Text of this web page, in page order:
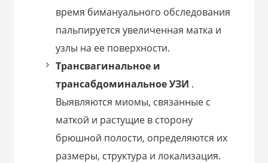
время бимануального обследования
пальпируется увеличенная матка и
узлы на ее поверхности.
Трансвагинальное и
трансабдоминальное УЗИ .
Выявляются миомы, связанные с
маткой и растущие в сторону
брюшной полости, определяются их
размеры, структура и локализация.